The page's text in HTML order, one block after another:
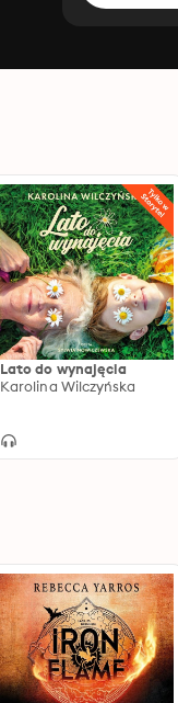
Lato do wynajęcia
Karolina Wilczyńska